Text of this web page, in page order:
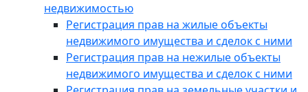
недвижимостью
Регистрация прав на жилые объекты
недвижимого имущества и сделок с ними
Регистрация прав на нежилые объекты
недвижимого имущества и сделок с ними